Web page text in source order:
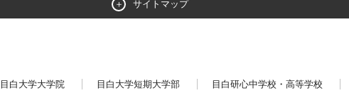
サイトマップ
目白大学大学院 目白大学短期大学部 目白研心中学校・高等学校